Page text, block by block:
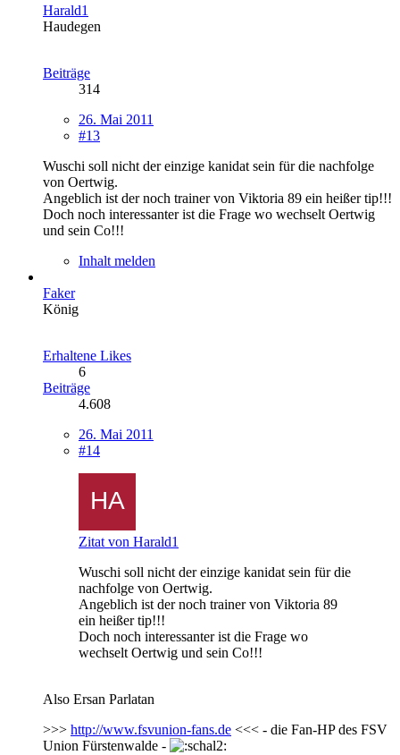
Harald1
Haudegen
Beiträge
314
26. Mai 2011
#13
Wuschi soll nicht der einzige kanidat sein für die nachfolge
von Oertwig.
Angeblich ist der noch trainer von Viktoria 89 ein heißer tip!!!
Doch noch interessanter ist die Frage wo wechselt Oertwig
und sein Co!!!
Inhalt melden
Faker
König
Erhaltene Likes
6
Beiträge
4.608
26. Mai 2011
#14
Zitat von Harald1
Wuschi soll nicht der einzige kanidat sein für die
nachfolge von Oertwig.
Angeblich ist dernoch trainer von Viktoria 89
ein heißer tip!!!
Doch noch interessanter ist die Frage wo
wechselt Oertwig und sein Co!!!
Also Ersan Parlatan
>>> http://www.fsvunion-fans.de <<< - die Fan-HP des FSV
Union Fürstenwalde -